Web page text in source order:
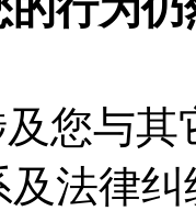
您与其
法律纠